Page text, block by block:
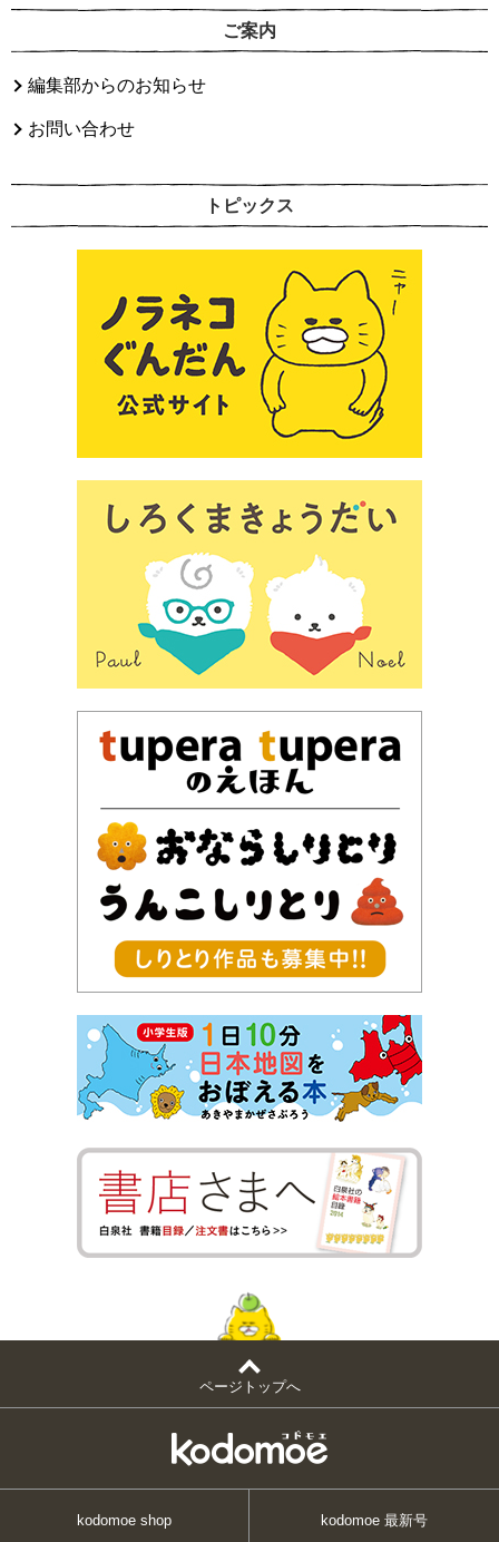
ご案内
編集部からのお知らせ
お問い合わせ
トピックス
ページトップへ
kodomoe shop kodomoe 最新号